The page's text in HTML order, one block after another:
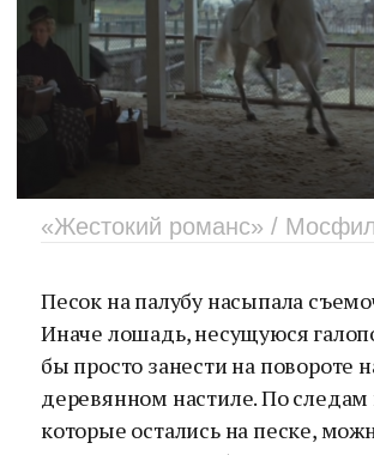
«Жестокий романс» /
Песок на палубу насыпала
Иначе лошадь, несущуюся
бы просто занести на повороте
деревянном настиле. По
которые остались на песке,